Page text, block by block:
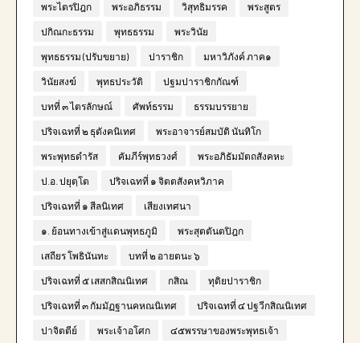
พระไตรปิฎก พระอภิธรรม วิสุทธิมรรค พระสูตร
ปกิณกะธรรม พุทธธรรม พระวินัย
พุทธธรรม (ปรับขยาย) ปาราชิก มหาวิภังค์ ภาค๑
วินัยสงฆ์ พุทธประวัติ ปฐมปาราชิกกัณฑ์
บทที่ ๓ ไตรลักษณ์ ศัพท์ธรรม ธรรมบรรยาย
ปริจเฉทที่ ๒ ธุตังคนิเทศ พระอาจารย์สมบัติ นันทิโก
พระพุทธดำรัส คัมภีร์พุทธวงศ์ พระอภิธัมมัตถสังคหะ
ป.อ. ปยุตฺโต ปริจเฉทที่ ๑ จิตตสังคหวิภาค
ปริจเฉทที่ ๑ สีลนิเทศ เสียงเทศนา
๑. ย้อนทางเข้าสู่แดนพุทธภูมิ พระสุตตันตปิฎก
เสถียร โพธินันทะ บทที่ ๒ อายตนะ ๖
ปริจเฉทที่ ๕ เสสกสิณนิเทศ กสิณ ทุติยปาราชิก
ปริจเฉทที่ ๓ กัมมัฏฐานคหณนิเทศ ปริจเฉทที่ ๔ ปฐวีกสิณนิเทศ
ปาจิตตีย์ พระเจ้าอโศก ๔๕พรรษาของพระพุทธเจ้า